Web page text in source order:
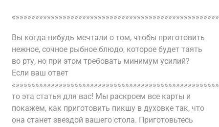
Вы когда-нибудь мечтали о том, чтобы приготовить
нежное, сочное рыбное блюдо, которое будет таять
во рту, но при этом требовать минимум усилий?
Если ваш ответ
то эта статья для вас! Мы раскроем все карты и
покажем, как приготовить пикшу в духовке так, что
она станет звездой вашего стола. Приготовьтесь